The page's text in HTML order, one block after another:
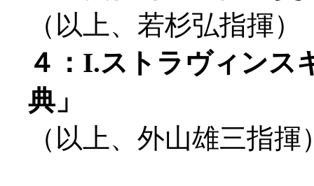
（以上、若杉弘指揮）
４：I.ストラヴィン
典」
（以上、外山雄三指揮